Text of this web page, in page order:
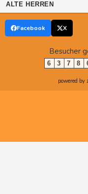
ALTE HERREN
Facebook X
Besucher
6 3 7 8
powered by